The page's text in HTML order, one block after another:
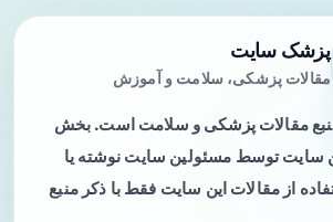
پزشک سایت
مقالات پزشکی، سلامت و آموزش
مقالات پزشکی و سلامت است. بخش
سایت توسط مسئولین سایت نوشته یا
از مقالات این سایت فقط با ذکر منبع